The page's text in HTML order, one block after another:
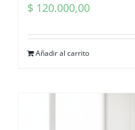
$ 120.000,00
Añadir al carrito